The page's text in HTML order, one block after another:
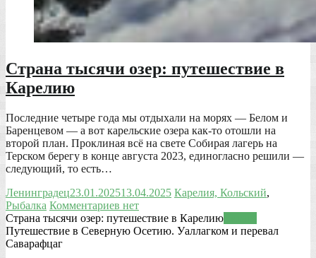
Страна тысячи озер: путешествие в
Карелию
Последние четыре года мы отдыхали на морях — Белом и
Баренцевом — а вот карельские озера как-то отошли на
второй план. Проклиная всё на свете Собирая лагерь на
Терском берегу в конце августа 2023, единогласно решили —
следующий, то есть…
Ленинградец23.01.202513.04.2025 Карелия, Кольский,
Рыбалка Комментариев нет
Страна тысячи озер: путешествие в Карелию
Путешествие в Северную Осетию. Уаллагком и перевал
Саварафцаг